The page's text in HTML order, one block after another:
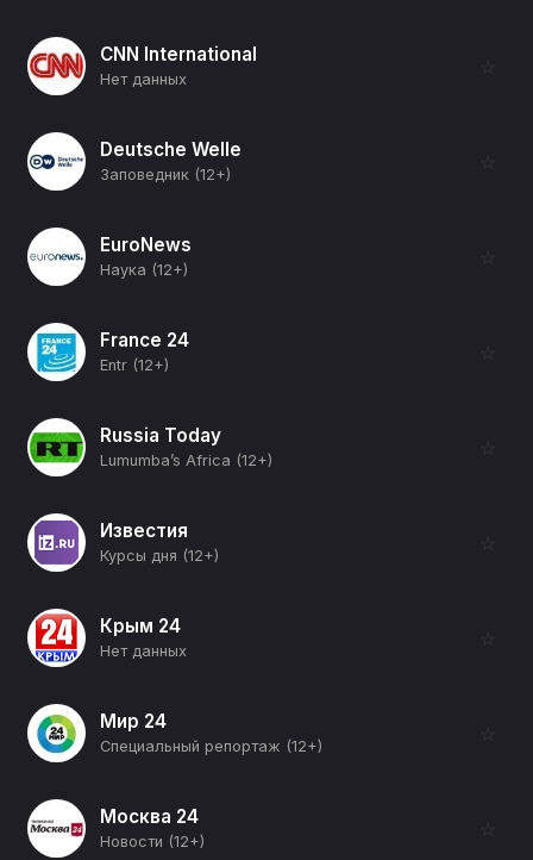
CNN International
Нет данных
☆
Deutsche Welle
Заповедник (12+)
☆
EuroNews
Наука (12+)
☆
France 24
Entr (12+)
☆
Russia Today
Lumumba’s Africa (12+)
☆
Известия
Курсы дня (12+)
☆
Крым 24
Нет данных
☆
Мир 24
Специальный репортаж (12+)
☆
Москва 24
Новости (12+)
☆